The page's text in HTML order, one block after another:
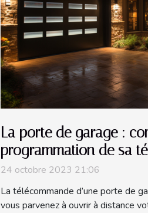
La porte de garage :
programmation de sa
24 octobre 2023 21:06
La télécommande d’une porte de
vous parvenez à ouvrir à distance